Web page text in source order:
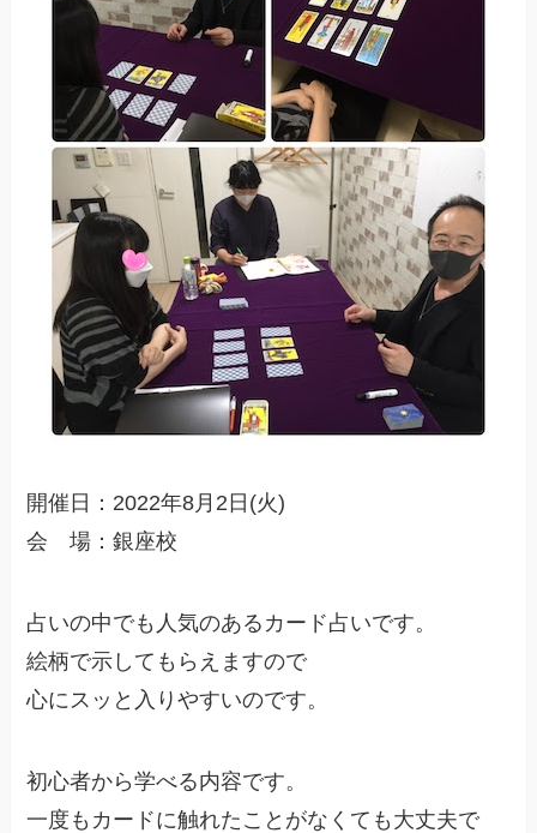
開催日：2022年8月2日(火)
会 場：銀座校
占いの中でも人気のあるカード占いです。
絵柄で示してもらえますので
心にスッと入りやすいのです。
初心者から学べる内容です。
一度もカードに触れたことがなくても大丈夫で